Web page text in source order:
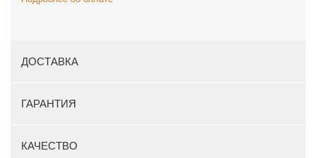
ДОСТАВКА
ГАРАНТИЯ
КАЧЕСТВО